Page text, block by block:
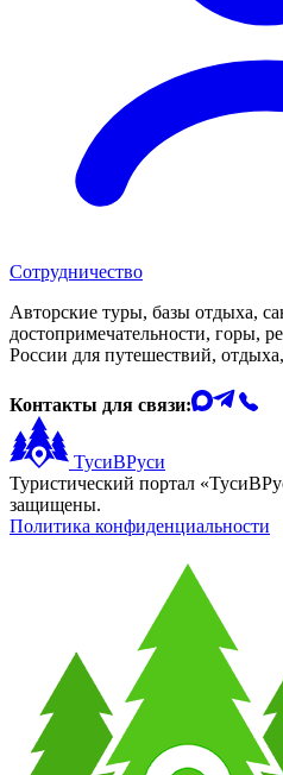
Сотрудничество
Авторские туры, базы отдыха,
достопримечательности, горы,
России для путешествий,
Контакты для связи:
ТусиВРуси
Туристический портал
защищены.
Политика конфиденциальности